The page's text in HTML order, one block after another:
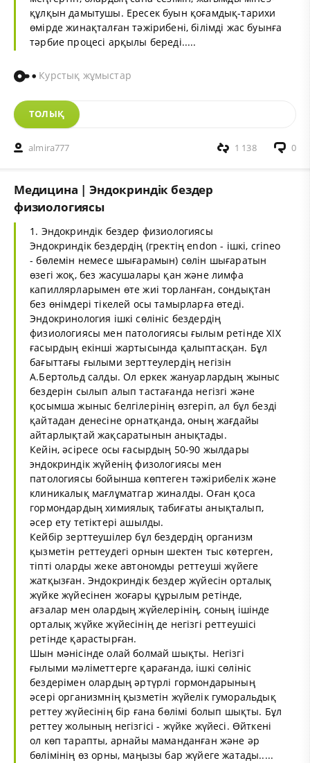
құлқын дамытушы. Ересек буын қоғамдық-тарихи
өмірде жинақталған тәжірибені, білімді жас буынға
тәрбие процесі арқылы береді.....
Курстық жұмыстар
ТОЛЫҚ
almira777 0
1 138
Медицина | Эндокриндік бездер
физиологиясы
1. Эндокриндік бездер физиологиясы
Эндокриндік бездердің (гректің endon - ішкі, сrіnео
- бөлемін немесе шығарамын) сөлін шығаратын
өзегі жоқ, без жасушалары қан және лимфа
капиллярларымен өте жиі торланған, сондықтан
без өнімдері тікелей осы тамырларға өтеді.
Эндокринология ішкі сөлініс бездердің
физиологиясы мен патологиясы ғылым ретінде XIX
ғасырдың екінші жартысында қалыптасқан. Бұл
бағыттағы ғылыми зерттеулердің негізін
А.Бертольд салды. Ол еркек жануарлардың жыныс
бездерін сылып алып тастағанда негізгі және
қосымша жыныс белгілерінің өзгеріп, ал бұл безді
қайтадан денесіне орнатқанда, оның жағдайы
айтарлықтай жақсаратынын анықтады.
Кейін, әсіресе осы ғасырдың 50-90 жылдары
эндокриндік жүйенің физологиясы мен
патологиясы бойынша көптеген тәжірибелік және
клиникалық мағлұматгар жиналды. Оған қоса
гормондардың химиялық табиғаты анықталып,
әсер ету тетіктері ашылды.
Кейбір зерттеушілер бұл бездердің организм
қызметін реттеудегі орнын шектен тыс көтерген,
тіпті оларды жеке автономды реттеуші жүйеге
жатқызған. Эндокриндік бездер жүйесін орталық
жүйке жүйесінен жоғары құрылым ретінде,
ағзалар мен олардың жүйелерінің, соның ішінде
орталық жүйке жүйесінің де негізгі реттеушісі
ретінде қарастырған.
Шын мәнісінде олай болмай шықты. Негізгі
ғылыми мәліметтерге қарағанда, ішкі сөлініс
бездерімен олардың әртүрлі гормондарының
әсері организмнің қызметін жүйелік гуморальдық
реттеу жүйесінің бір ғана бөлімі болып шықты. Бұл
реттеу жолының негізгісі - жүйке жүйесі. Өйткені
ол көп тарапты, арнайы маманданған және әр
бөлімінің өз орны, маңызы бар жүйеге жатады.....